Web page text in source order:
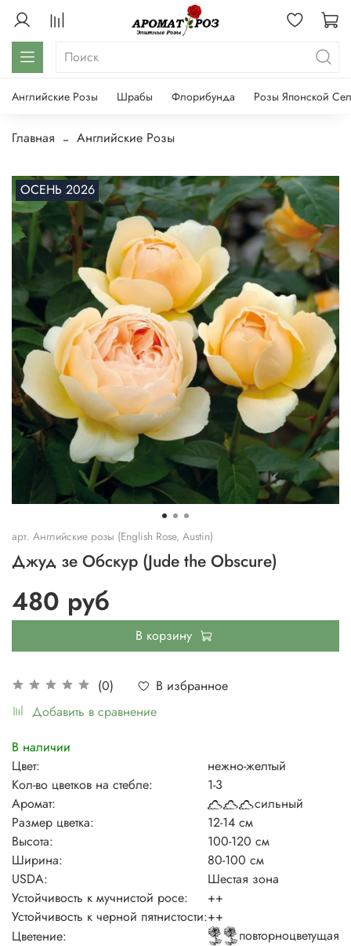
Английские Розы Шрабы Флорибунда Розы Японской
Главная Английские Розы
ОСЕНЬ 2026
арт. Английские розы (English Rose, Austin)
Джуд зе Обскур (Jude the Obscure)
(0)
В избранное
Добавить в сравнение
В наличии
480 руб
В корзину
Цвет:
нежно-желтый
Кол-во цветков на стебле:
1-3
Аромат:
сильный
Размер цветка:
12-14 см
Высота:
100-120 см
Ширина:
80-100 см
USDA:
Шестая зона
Устойчивость к мучнистой росе:
++
Устойчивость к черной пятнистости:++
Цветение:
повторноцветущая